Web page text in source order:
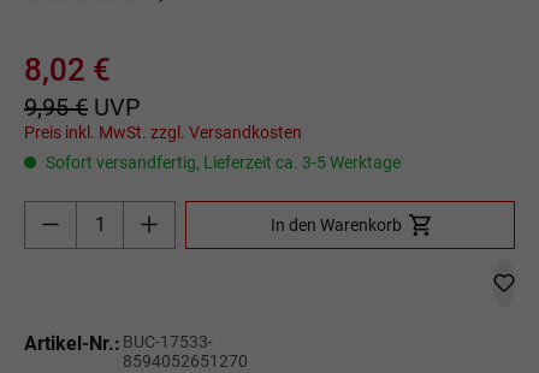
8,02 €
9,95 € UVP
Preis inkl. MwSt. zzgl. Versandkosten
Sofort versandfertig, Lieferzeit ca. 3-5 Werktage
Produkt Anzahl: Gib den gewünschten Wert
In den Warenkorb
Artikel-Nr.: BUC-17533-
8594052651270